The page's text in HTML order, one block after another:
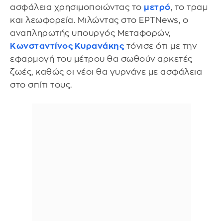
ασφάλεια χρησιμοποιώντας το μετρό, το τραμ
και λεωφορεία. Μιλώντας στο ΕΡΤΝews, o
αναπληρωτής υπουργός Μεταφορών,
Κωνσταντίνος Κυρανάκης τόνισε ότι με την
εφαρμογή του μέτρου θα σωθούν αρκετές
ζωές, καθώς οι νέοι θα γυρνάνε με ασφάλεια
στο σπίτι τους.